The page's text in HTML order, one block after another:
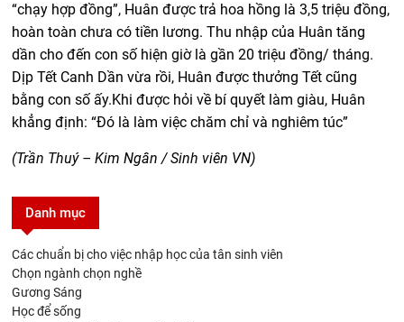
“chạy hợp đồng”, Huân được trả hoa hồng là 3,5 triệu đồng,
hoàn toàn chưa có tiền lương. Thu nhập của Huân tăng
dần cho đến con số hiện giờ là gần 20 triệu đồng/ tháng.
Dịp Tết Canh Dần vừa rồi, Huân được thưởng Tết cũng
bằng con số ấy.Khi được hỏi về bí quyết làm giàu, Huân
khẳng định: “Đó là làm việc chăm chỉ và nghiêm túc”
(Trần Thuý – Kim Ngân / Sinh viên VN)
Danh mục
Các chuẩn bị cho việc nhập học của tân sinh viên
Chọn ngành chọn nghề
Gương Sáng
Học để sống